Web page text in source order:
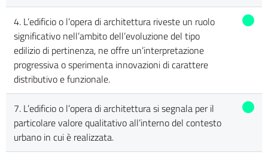
4. L’edificio o l’opera di architettura riveste un ruolo
significativo nell’ambito dell’evoluzione del tipo
edilizio di pertinenza, ne offre un’interpretazione
progressiva o sperimenta innovazioni di carattere
distributivo e funzionale.
7. L’edificio o l’opera di architettura si segnala per il
particolare valore qualitativo all’interno del contesto
urbano in cui è realizzata.